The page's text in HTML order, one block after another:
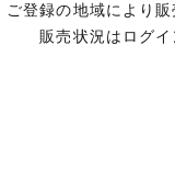
ご登録の地域により
販売状況はログイ